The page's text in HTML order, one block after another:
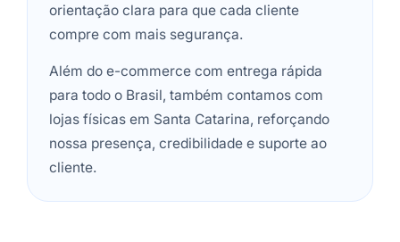
orientação clara para que cada cliente
compre com mais segurança.
Além do e-commerce com entrega rápida
para todo o Brasil, também contamos com
lojas físicas em Santa Catarina, reforçando
nossa presença, credibilidade e suporte ao
cliente.